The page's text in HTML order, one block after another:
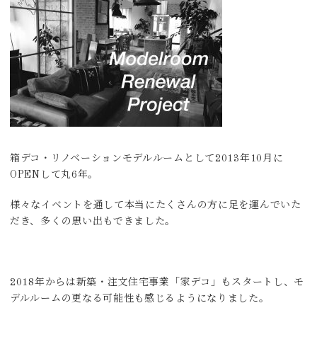
箱デコ・リノベーションモデルルームとして2013年10月に
OPENして丸6年。
様々なイベントを通して本当にたくさんの方に足を運んでいた
だき、多くの思い出もできました。
2018年からは新築・注文住宅事業「家デコ」もスタートし、モ
デルルームの更なる可能性も感じるようになりました。